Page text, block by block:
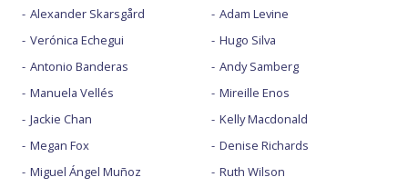
Alexander Skarsgård
Verónica Echegui
Antonio Banderas
Manuela Vellés
Jackie Chan
Megan Fox
Miguel Ángel Muñoz
Adam Levine
Hugo Silva
Andy Samberg
Mireille Enos
Kelly Macdonald
Denise Richards
Ruth Wilson